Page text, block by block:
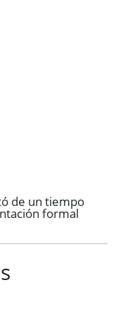
de un tiempo
formal